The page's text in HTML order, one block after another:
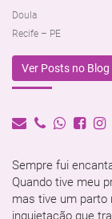
Doula
Recife – PE
Ver Posts no Blog
Sempre fui
Quando tive meu
mas tive um parto
inquietação que